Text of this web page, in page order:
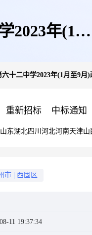
2023年(1月
十二中学2023年(1月至9月
重新招标 中标通知
山东湖北四川 河北河南天津山
市 西固区
11 19:37:34